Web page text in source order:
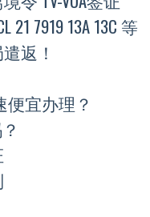
21 7919 13A 13C 等
返！
便宜办理？